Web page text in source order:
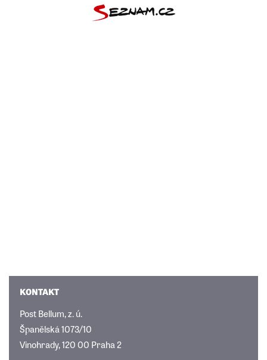
KONTAKT
Post Bellum, z. ú.
Španělská 1073/10
Vinohrady, 120 00 Praha 2